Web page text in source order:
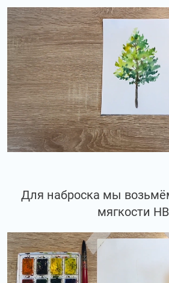
Для наброска мы
мягкости